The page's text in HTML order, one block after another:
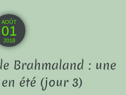
AOÛT
01
2018
Brahmaland : une
été (jour 3)